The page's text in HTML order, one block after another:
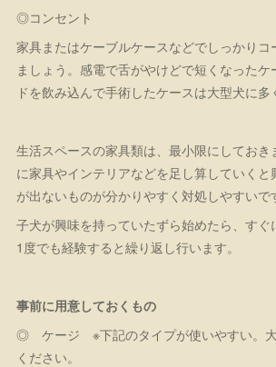
◎コンセント
家具またはケーブルケースなどでしっかりコ
ましょう。感電で舌がやけどで短くなった
ドを飲み込んで手術したケースは大型犬に多
生活スペースの家具類は、最小限にしてお
に家具やインテリアなどを足し算していくと
が出ないものが分かりやすく対処しやすいで
子犬が興味を持っていたずら始めたら、すぐ
1度でも経験すると繰り返し行います。
事前に用意しておくもの
◎ ケージ ※下記のタイプが使いやすい。大
ください。